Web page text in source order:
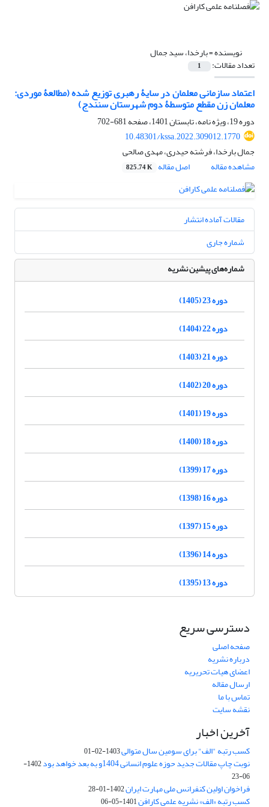
نویسنده =بارخدا، سید جمال
تعداد مقالات: 1
اعتماد سازمانی معلمان در سایۀ رهبری توزیع شده (مطالعۀ موردی:
معلمان زن مقطع متوسطۀ دوم شهرستان سنندج)
دوره 19، ویژه نامه، تابستان 1401، صفحه
681-702
10.48301/kssa.2022.309012.1770
جمال بارخدا، فرشته حیدری، مهدی صالحی
مشاهده مقاله
اصل مقاله 825.74 K
مقالات آماده انتشار
شماره جاری
شماره‌های پیشین نشریه
دوره 23 (1405)
دوره 22 (1404)
دوره 21 (1403)
دوره 20 (1402)
دوره 19 (1401)
دوره 18 (1400)
دوره 17 (1399)
دوره 16 (1398)
دوره 15 (1397)
دوره 14 (1396)
دوره 13 (1395)
دسترسی سریع
صفحه اصلی
درباره نشریه
اعضای هیات تحریریه
ارسال مقاله
تماس با ما
نقشه سایت
آخرین اخبار
کسب رتبه "الف" برای سومین سال متوالی1403-02-01
نوبت چاپ مقالات جدید حوزه علوم انسانی 1404و به بعد خواهد بود
1402-
06-23
فراخوان اولین کنفرانس ملی مهارت ایران1402-01-28
کسب رتبه «الف» نشریه علمی کارافن1401-05-06